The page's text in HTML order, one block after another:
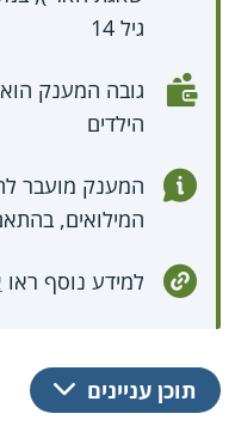
גיל 14
הילדים
המענק מועבר
המילואים,
למידע נוסף ראו
תוכן עניינים